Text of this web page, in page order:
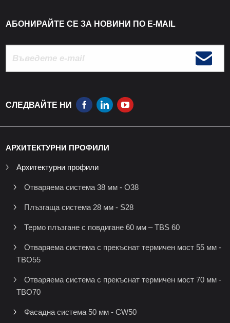
АБОНИРАЙТЕ СЕ ЗА НОВИНИ ПО E-MAIL
СЛЕДВАЙТЕ НИ
АРХИТЕКТУРНИ ПРОФИЛИ
Архитектурни профили
Отваряема система 38 мм - O38
Плъзгаща система 28 мм - S28
Термо плъзгане с повдигане 60 мм – TBS 60
Отваряема система с прекъснат термичен мост 55 мм -
TBO55
Отваряема система с прекъснат термичен мост 70 мм -
TBO70
Фасадна система 50 мм - CW50